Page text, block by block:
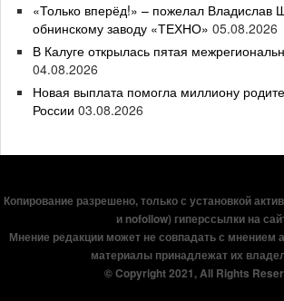
«Только вперёд!» – пожелал Владислав
обнинскому заводу «ТЕХНО» 05.08.2026
В Калуге открылась пятая
04.08.2026
Новая выплата помогла миллиону
России 03.08.2026
Копирование разрешено, только с установкой
и nofollow) гиперссылки на
Мнение редакции может не совпадать с мнением
материалы принадлежат их
© Copyright 2021, All Rights